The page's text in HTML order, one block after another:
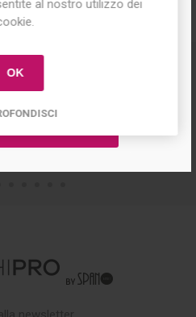
il10% di sconto
al nostro utilizzo dei
OK